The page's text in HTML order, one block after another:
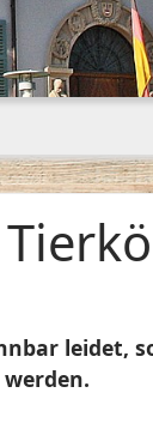
leidet,